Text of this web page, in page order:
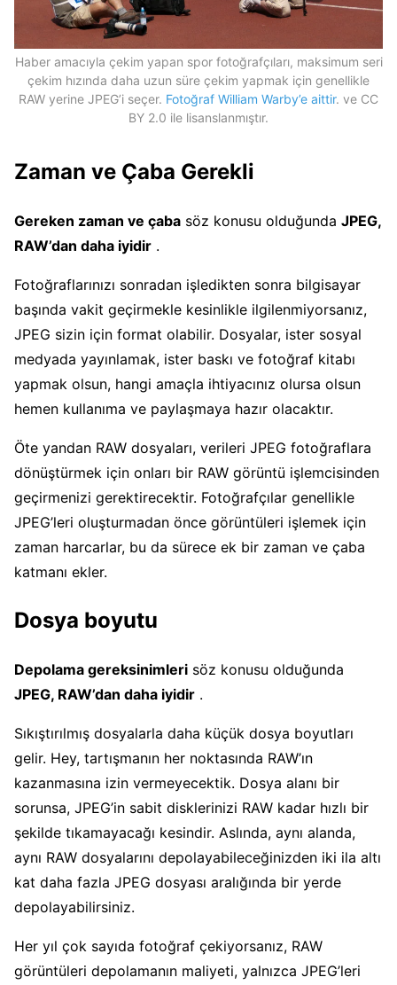
Haber amacıyla çekim yapan spor fotoğrafçıları, maksimum seri
çekim hızında daha uzun süre çekim yapmak için genellikle
RAW yerine JPEG’i seçer. Fotoğraf William Warby’e aittir. ve CC
BY 2.0 ile lisanslanmıştır.
Zaman ve Çaba Gerekli
Gereken zaman ve çaba söz konusu olduğunda JPEG,
RAW’dan daha iyidir .
Fotoğraflarınızı sonradan işledikten sonra bilgisayar
başında vakit geçirmekle kesinlikle ilgilenmiyorsanız,
JPEG sizin için format olabilir. Dosyalar, ister sosyal
medyada yayınlamak, ister baskı ve fotoğraf kitabı
yapmak olsun, hangi amaçla ihtiyacınız olursa olsun
hemen kullanıma ve paylaşmaya hazır olacaktır.
Öte yandan RAW dosyaları, verileri JPEG fotoğraflara
dönüştürmek için onları bir RAW görüntü işlemcisinden
geçirmenizi gerektirecektir. Fotoğrafçılar genellikle
JPEG’leri oluşturmadan önce görüntüleri işlemek için
zaman harcarlar, bu da sürece ek bir zaman ve çaba
katmanı ekler.
Dosya boyutu
Depolama gereksinimleri söz konusu olduğunda
JPEG, RAW’dan daha iyidir .
Sıkıştırılmış dosyalarla daha küçük dosya boyutları
gelir. Hey, tartışmanın her noktasında RAW’ın
kazanmasına izin vermeyecektik. Dosya alanı bir
sorunsa, JPEG’in sabit disklerinizi RAW kadar hızlı bir
şekilde tıkamayacağı kesindir. Aslında, aynı alanda,
aynı RAW dosyalarını depolayabileceğinizden iki ila altı
kat daha fazla JPEG dosyası aralığında bir yerde
depolayabilirsiniz.
Her yıl çok sayıda fotoğraf çekiyorsanız, RAW
görüntüleri depolamanın maliyeti, yalnızca JPEG’leri